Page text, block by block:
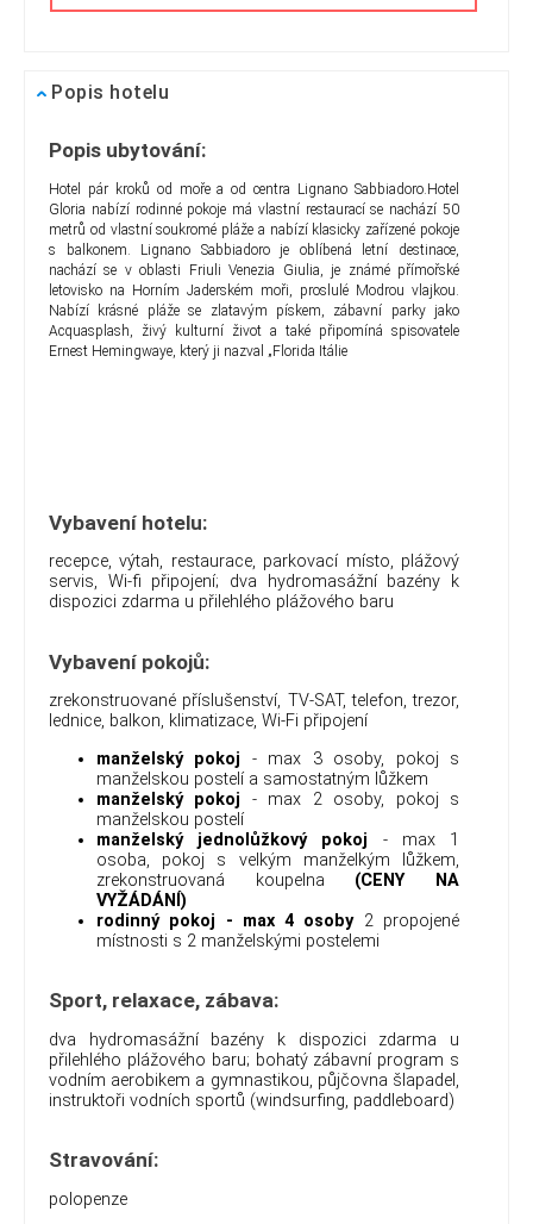
Popis hotelu
Popis ubytování:
Hotel pár kroků od moře a od centra Lignano Sabbiadoro.Hotel
Gloria nabízí rodinné pokoje má vlastní restaurací se nachází 50
metrů od vlastní soukromé pláže a nabízí klasicky zařízené pokoje
s balkonem. Lignano Sabbiadoro je oblíbená letní destinace,
nachází se v oblasti Friuli Venezia Giulia, je známé přímořské
letovisko na Horním Jaderském moři, proslulé Modrou vlajkou.
Nabízí krásné pláže se zlatavým pískem, zábavní parky jako
Acquasplash, živý kulturní život a také připomíná spisovatele
Ernest Hemingwaye, který ji nazval „Florida Itálie
Vybavení hotelu:
recepce, výtah, restaurace, parkovací místo, plážový
servis, Wi-fi připojení; dva hydromasážní bazény k
dispozici zdarma u přilehlého plážového baru
Vybavení pokojů:
zrekonstruované příslušenství, TV-SAT, telefon, trezor,
lednice, balkon, klimatizace, Wi-Fi připojení
manželský pokoj - max 3 osoby, pokoj s
manželskou postelí a samostatným lůžkem
manželský pokoj - max 2 osoby, pokoj s
manželskou postelí
manželský jednolůžkový pokoj - max 1
osoba, pokoj s velkým manželkým lůžkem,
zrekonstruovaná koupelna (CENY NA
VYŽÁDÁNÍ)
rodinný pokoj - max 4 osoby 2 propojené
místnosti s 2 manželskými postelemi
Sport, relaxace, zábava:
dva hydromasážní bazény k dispozici zdarma u
přilehlého plážového baru; bohatý zábavní program s
vodním aerobikem a gymnastikou, půjčovna šlapadel,
instruktoři vodních sportů (windsurfing, paddleboard)
Stravování:
polopenze